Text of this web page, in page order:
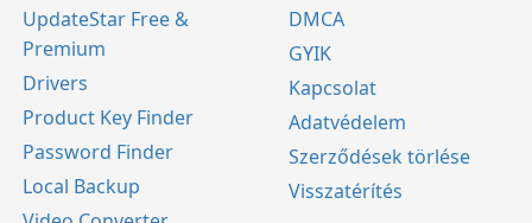
UpdateStar Free &
Premium
Drivers
Product Key Finder
Password Finder
Local Backup
DMCA
GYIK
Kapcsolat
Adatvédelem
Szerződések törlése
Visszatérítés